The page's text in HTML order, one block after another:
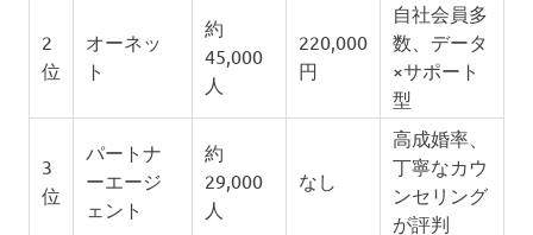
2
位
オーネッ
ト
約
45,000
人
220,000
円
自社会員多
数、データ
×サポート
型
3
位
パートナ
ーエージ
ェント
約
29,000
人
なし
高成婚率、
丁寧なカウ
ンセリング
が評判